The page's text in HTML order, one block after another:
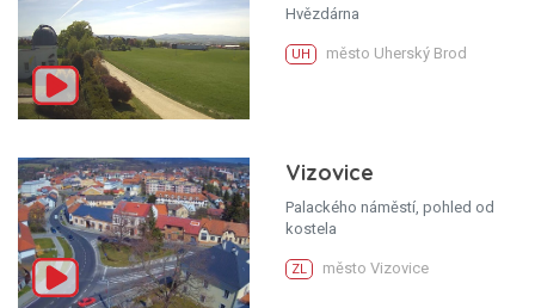
Hvězdárna
UH město Uherský Brod
Vizovice
Palackého náměstí, pohled od
kostela
ZL město Vizovice